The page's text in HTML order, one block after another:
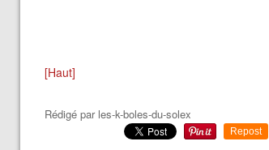
[Haut]
Rédigé par les-k-boles-du-solex
Repost